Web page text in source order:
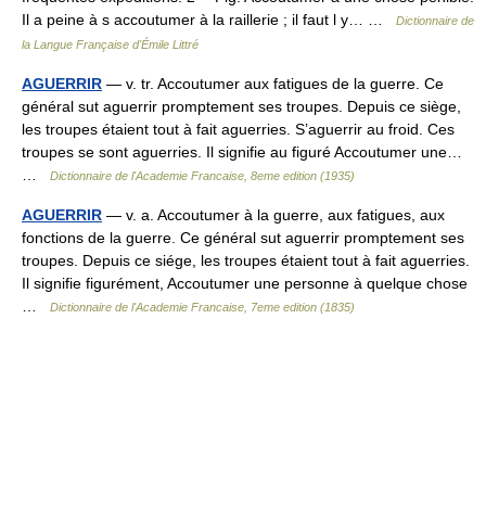
Il a peine à s accoutumer à la raillerie ; il faut l y… …
Dictionnaire de
la Langue Française d'Émile Littré
AGUERRIR — v. tr. Accoutumer aux fatigues de la guerre. Ce
général sut aguerrir promptement ses troupes. Depuis ce siège,
les troupes étaient tout à fait aguerries. S’aguerrir au froid. Ces
troupes se sont aguerries. Il signifie au figuré Accoutumer une…
Dictionnaire de l'Academie Francaise, 8eme edition (1935)
AGUERRIR — v. a. Accoutumer à la guerre, aux fatigues, aux
fonctions de la guerre. Ce général sut aguerrir promptement ses
troupes. Depuis ce siége, les troupes étaient tout à fait aguerries.
Il signifie figurément, Accoutumer une personne à quelque chose
Dictionnaire de l'Academie Francaise, 7eme edition (1835)